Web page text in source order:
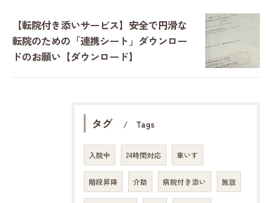
【転院付き添いサービス】安全で円滑な
転院のための「連携シート」ダウンロー
ドのお願い【ダウンロード】
タグ Tags
入院中 24時間対応 車いす
階段昇降 介助 病院付き添い 施設